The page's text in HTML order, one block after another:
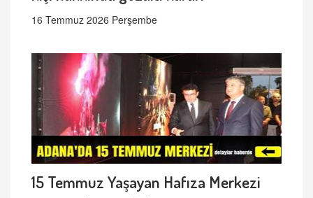
16 Temmuz 2026 Perşembe
15 Temmuz Yaşayan Hafıza Merkezi